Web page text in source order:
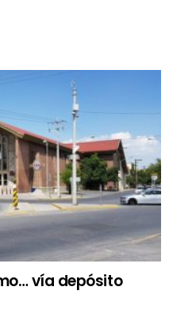
vía depósito